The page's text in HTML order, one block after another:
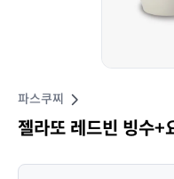
파스쿠찌
젤라또 레드빈 빙수+